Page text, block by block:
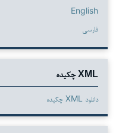
English
فارسی
XML چکیده
دانلود XML چکیده